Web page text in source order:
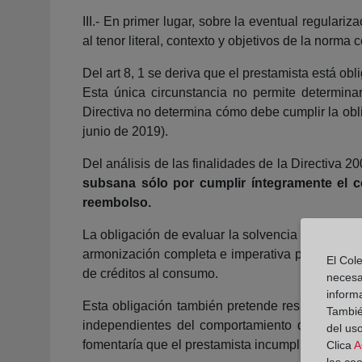
III.- En primer lugar, sobre la eventual
al tenor literal, contexto y objetivos de la norma
Del art 8, 1 se deriva que el prestamista está
Esta única circunstancia no permite
Directiva no determina cómo debe cumplir la
junio de 2019).
Del análisis de las finalidades de la Directiva
subsana sólo por cumplir íntegramente el
reembolso.
La obligación de evaluar la solvencia para
armonización completa e imperativa para
de créditos al consumo.
Esta obligación también pretende
independientes del comportamiento de un
fomentaría que el prestamista incumpliera el art
El
del
Clica